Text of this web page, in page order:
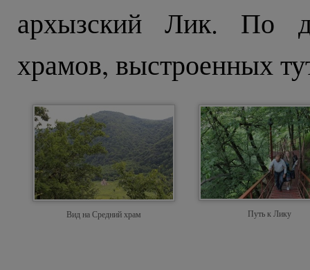
архызский Лик. По
храмов, выстроенных
Вид на Средний храм Путь к Лику